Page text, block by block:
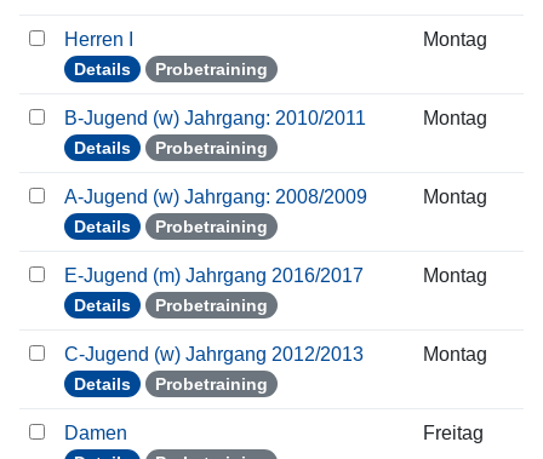
Herren I
Details Probetraining
Montag
B-Jugend (w) Jahrgang: 2010/2011
Details Probetraining
Montag
A-Jugend (w) Jahrgang: 2008/2009
Details Probetraining
Montag
E-Jugend (m) Jahrgang 2016/2017
Details Probetraining
Montag
C-Jugend (w) Jahrgang 2012/2013
Details Probetraining
Montag
Damen Freitag